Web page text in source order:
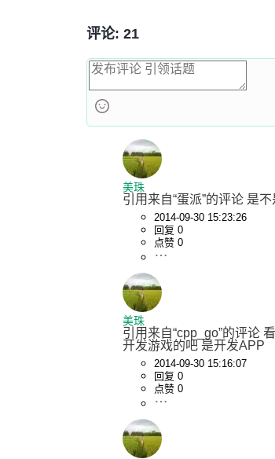
评论: 21
美珠
引用来自“蛋派”的评论 是
2014-09-30 15:23:26
回复 0
点赞 0
美珠
引用来自“cpp_go”的评论
开发游戏的吧 是开发APP
2014-09-30 15:16:07
回复 0
点赞 0